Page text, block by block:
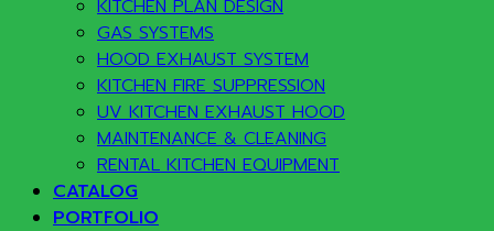
KITCHEN PLAN DESIGN
GAS SYSTEMS
HOOD EXHAUST SYSTEM
KITCHEN FIRE SUPPRESSION
UV KITCHEN EXHAUST HOOD
MAINTENANCE & CLEANING
RENTAL KITCHEN EQUIPMENT
CATALOG
PORTFOLIO